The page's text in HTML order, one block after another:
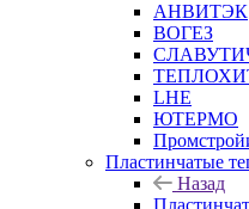
АНВИТЭК
ВОГЕЗ
LHE
ЮТЕРМО
Пластинчатые
Назад